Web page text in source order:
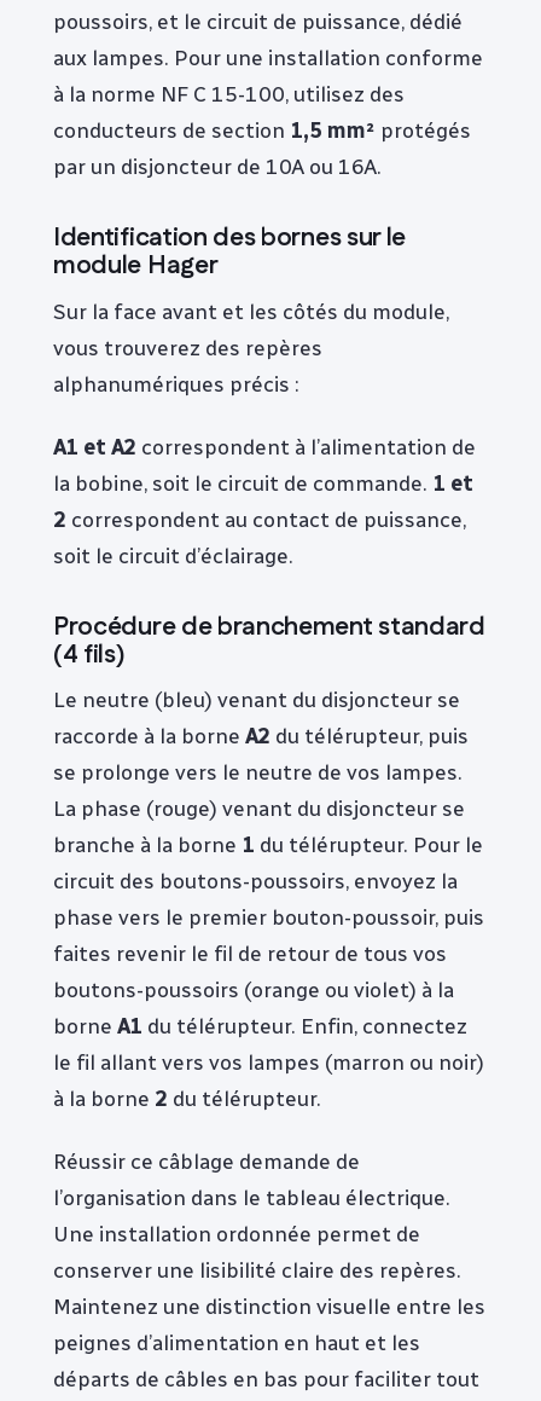
poussoirs, et le circuit de puissance, dédié
aux lampes. Pour une installation conforme
à la norme NF C 15-100, utilisez des
conducteurs de section 1,5 mm² protégés
par un disjoncteur de 10A ou 16A.
Identification des bornes sur le
module Hager
Sur la face avant et les côtés du module,
vous trouverez des repères
alphanumériques précis :
A1 et A2 correspondent à l’alimentation de
la bobine, soit le circuit de commande. 1 et
2 correspondent au contact de puissance,
soit le circuit d’éclairage.
Procédure de branchement standard
(4 fils)
Le neutre (bleu) venant du disjoncteur se
raccorde à la borne A2 du télérupteur, puis
se prolonge vers le neutre de vos lampes.
La phase (rouge) venant du disjoncteur se
branche à la borne 1 du télérupteur. Pour le
circuit des boutons-poussoirs, envoyez la
phase vers le premier bouton-poussoir, puis
faites revenir le fil de retour de tous vos
boutons-poussoirs (orange ou violet) à la
borne A1 du télérupteur. Enfin, connectez
le fil allant vers vos lampes (marron ou noir)
à la borne 2 du télérupteur.
Réussir ce câblage demande de
l’organisation dans le tableau électrique.
Une installation ordonnée permet de
conserver une lisibilité claire des repères.
Maintenez une distinction visuelle entre les
peignes d’alimentation en haut et les
départs de câbles en bas pour faciliter tout